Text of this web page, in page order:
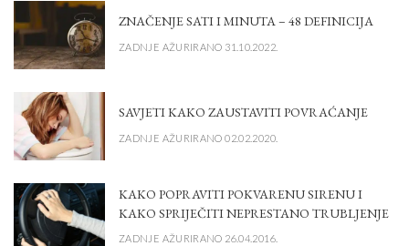
ZNAČENJE SATI I MINUTA – 48 DEFINICIJA
ZADNJE AŽURIRANO 31.10.2022.
SAVJETI KAKO ZAUSTAVITI POVRAĆANJE
ZADNJE AŽURIRANO 02.02.2020.
KAKO POPRAVITI POKVARENU SIRENU I
KAKO SPRIJEČITI NEPRESTANO TRUBLJENJE
ZADNJE AŽURIRANO 26.04.2016.